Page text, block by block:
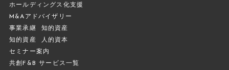
ホールディングス化支援
M&Aアドバイザリー
事業承継
知的資産
知的資産
人的資本
セミナー案内
共創F&B サービス一覧